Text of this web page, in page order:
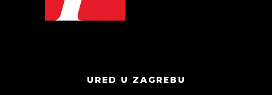
URED U ZAGREBU